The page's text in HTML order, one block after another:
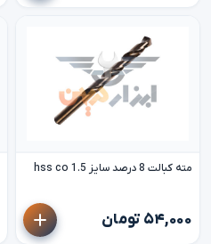
مته کبالت 8 درصد سایز 1.5 hss co
۵۴,۰۰۰ تومان